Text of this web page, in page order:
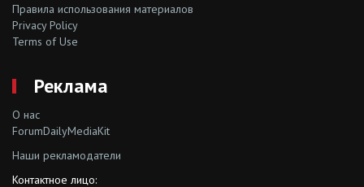
Правила использования материалов
Privacy Policy
Terms of Use
Реклама
О нас
ForumDailyMediaKit
Наши рекламодатели
Контактное лицо: